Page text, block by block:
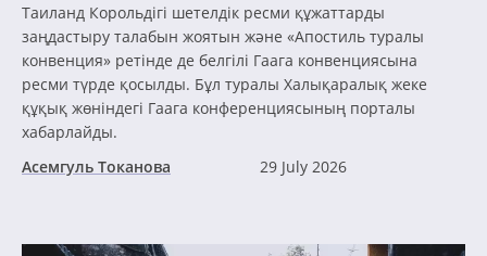
Таиланд Корольдігі шетелдік ресми құжаттарды
заңдастыру талабын жоятын және «Апостиль туралы
конвенция» ретінде де белгілі Гаага конвенциясына
ресми түрде қосылды. Бұл туралы Халықаралық жеке
құқық жөніндегі Гаага конференциясының порталы
хабарлайды.
Асемгуль Токанова
29 July 2026